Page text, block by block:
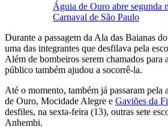
Águia de Ouro abre segunda
Carnaval de São Paulo
Durante a passagem da Ala das Baianas do
uma das integrantes que desfilava pela
Além de bombeiros serem chamados para
público também ajudou a socorrê-la.
Até o momento, também já passaram pela
de Ouro, Mocidade Alegre e Gaviões da
desfiles, na sexta-feira (13), outras sete
Anhembi.